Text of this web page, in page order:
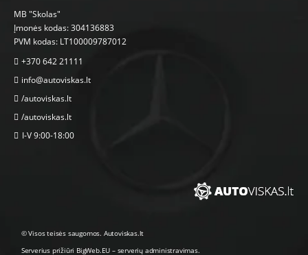
MB "Skolas"
Įmonės kodas: 304136883
PVM kodas: LT100009787012
+370 642 21111
info@autoviskas.lt
/autoviskas.lt
/autoviskas.lt
I-V 9:00-18:00
© Visos teisės saugomos. Autoviskas.lt
Serverius prižiūri BigWeb.EU – serverių administravimas.